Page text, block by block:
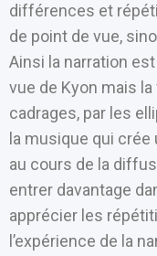
différences et
de point de vue,
Ainsi la narration
vue de Kyon mais
cadrages, par les
la musique qui
au cours de la
entrer davantage
apprécier les
l’expérience de la